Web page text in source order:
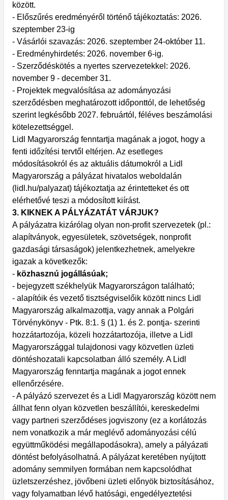
között.
- Előszűrés eredményéről történő tájékoztatás: 2026.
szeptember 23-ig
- Vásárlói szavazás: 2026. szeptember 24-október 11.
- Eredményhirdetés: 2026. november 6-ig.
- Szerződéskötés a nyertes szervezetekkel: 2026.
november 9 - december 31.
- Projektek megvalósítása az adományozási
szerződésben meghatározott időponttól, de lehetőség
szerint legkésőbb 2027. februártól, féléves beszámolási
kötelezettséggel.
Lidl Magyarország fenntartja magának a jogot, hogy a
fenti időzítési tervtől eltérjen. Az esetleges
módosításokról és az aktuális dátumokról a Lidl
Magyarország a pályázat hivatalos weboldalán
(lidl.hu/palyazat) tájékoztatja az érintetteket és ott
elérhetővé teszi a módosított kiírást.
3. KIKNEK A PÁLYÁZATÁT VÁRJUK?
A pályázatra kizárólag olyan non-profit szervezetek (pl.:
alapítványok, egyesületek, szövetségek, nonprofit
gazdasági társaságok) jelentkezhetnek, amelyekre
igazak a következők:
- közhasznú jogállásúak;
- bejegyzett székhelyük Magyarországon található;
- alapítóik és vezető tisztségviselőik között nincs Lidl
Magyarország alkalmazottja, vagy annak a Polgári
Törvénykönyv - Ptk. 8:1. § (1) 1. és 2. pontja- szerinti
hozzátartozója, közeli hozzátartozója, illetve a Lidl
Magyarországgal tulajdonosi vagy közvetlen üzleti
döntéshozatali kapcsolatban álló személy. A Lidl
Magyarország fenntartja magának a jogot ennek
ellenőrzésére.
- A pályázó szervezet és a Lidl Magyarország között nem
állhat fenn olyan közvetlen beszállítói, kereskedelmi
vagy partneri szerződéses jogviszony (ez a korlátozás
nem vonatkozik a már meglévő adományozási célú
együttműködési megállapodásokra), amely a pályázati
döntést befolyásolhatná. A pályázat keretében nyújtott
adomány semmilyen formában nem kapcsolódhat
üzletszerzéshez, jövőbeni üzleti előnyök biztosításához,
vagy folyamatban lévő hatósági, engedélyeztetési